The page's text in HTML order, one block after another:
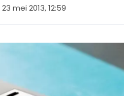
23 mei 2013, 12:59